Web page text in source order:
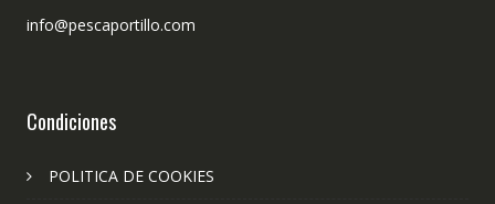
info@pescaportillo.com
Condiciones
POLITICA DE COOKIES